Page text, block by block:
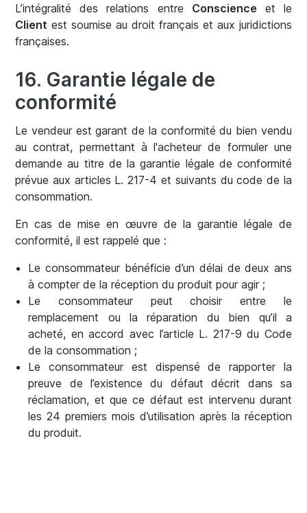
L’intégralité des relations entre Conscience et le
Client est soumise au droit français et aux juridictions
françaises.
16. Garantie légale de
conformité
Le vendeur est garant de la conformité du bien vendu
au contrat, permettant à l'acheteur de formuler une
demande au titre de la garantie légale de conformité
prévue aux articles L. 217-4 et suivants du code de la
consommation.
En cas de mise en œuvre de la garantie légale de
conformité, il est rappelé que :
Le consommateur bénéficie d’un délai de deux ans
à compter de la réception du produit pour agir ;
Le consommateur peut choisir entre le
remplacement ou la réparation du bien qu’il a
acheté, en accord avec l’article L. 217-9 du Code
de la consommation ;
Le consommateur est dispensé de rapporter la
preuve de l’existence du défaut décrit dans sa
réclamation, et que ce défaut est intervenu durant
les 24 premiers mois d’utilisation après la réception
du produit.